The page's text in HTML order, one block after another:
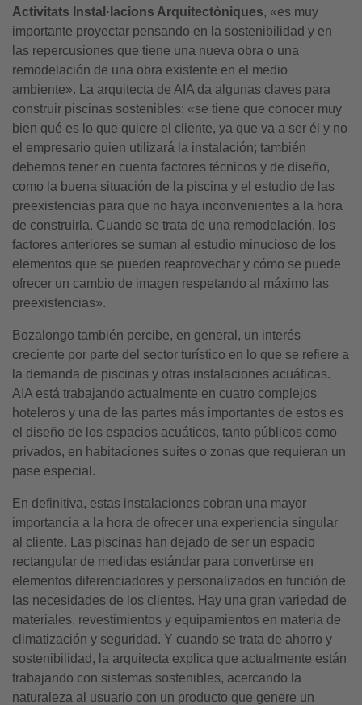
Activitats Instal·lacions Arquitectòniques, «es muy
importante proyectar pensando en la sostenibilidad y en
las repercusiones que tiene una nueva obra o una
remodelación de una obra existente en el medio
ambiente». La arquitecta de AIA da algunas claves para
construir piscinas sostenibles: «se tiene que conocer muy
bien qué es lo que quiere el cliente, ya que va a ser él y no
el empresario quien utilizará la instalación; también
debemos tener en cuenta factores técnicos y de diseño,
como la buena situación de la piscina y el estudio de las
preexistencias para que no haya inconvenientes a la hora
de construirla. Cuando se trata de una remodelación, los
factores anteriores se suman al estudio minucioso de los
elementos que se pueden reaprovechar y cómo se puede
ofrecer un cambio de imagen respetando al máximo las
preexistencias».
Bozalongo también percibe, en general, un interés
creciente por parte del sector turístico en lo que se refiere a
la demanda de piscinas y otras instalaciones acuáticas.
AIA está trabajando actualmente en cuatro complejos
hoteleros y una de las partes más importantes de estos es
el diseño de los espacios acuáticos, tanto públicos como
privados, en habitaciones suites o zonas que requieran un
pase especial.
En definitiva, estas instalaciones cobran una mayor
importancia a la hora de ofrecer una experiencia singular
al cliente. Las piscinas han dejado de ser un espacio
rectangular de medidas estándar para convertirse en
elementos diferenciadores y personalizados en función de
las necesidades de los clientes. Hay una gran variedad de
materiales, revestimientos y equipamientos en materia de
climatización y seguridad. Y cuando se trata de ahorro y
sostenibilidad, la arquitecta explica que actualmente están
trabajando con sistemas sostenibles, acercando la
naturaleza al usuario con un producto que genere un